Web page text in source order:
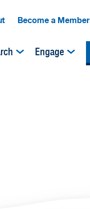
Become a Member
Engage